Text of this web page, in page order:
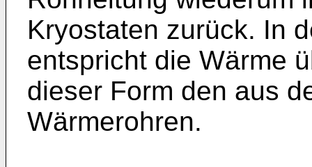
Kryostaten zurück. In
entspricht die Wärme
dieser Form den aus
Wärmerohren.